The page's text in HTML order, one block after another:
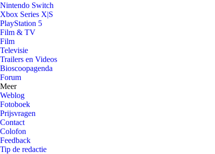
Nintendo Switch
Xbox Series X|S
PlayStation 5
Film & TV
Film
Televisie
Trailers en Videos
Bioscoopagenda
Forum
Meer
Weblog
Fotoboek
Prijsvragen
Contact
Colofon
Feedback
Tip de redactie